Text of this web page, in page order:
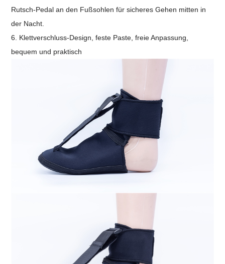
Rutsch-Pedal an den Fußsohlen für sicheres Gehen mitten in
der Nacht.
6. Klettverschluss-Design, feste Paste, freie Anpassung,
bequem und praktisch